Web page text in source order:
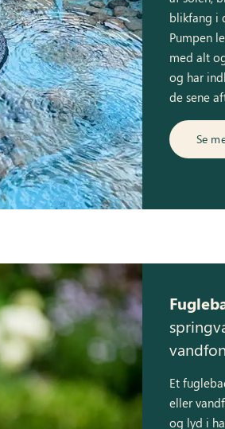
blikfang i
Pumpen
med alt
og har
de sene
Se
Et
eller
og lyd i